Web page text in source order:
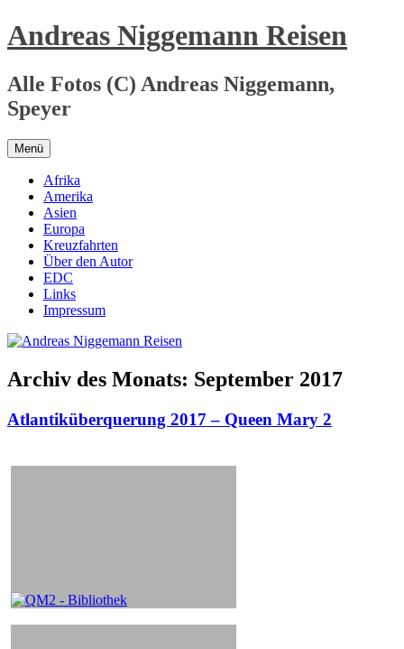
Zum
Inhalt
Andreas Niggemann Reisen
Alle Fotos (C) Andreas Niggemann,
Speyer
Menü
Afrika
Amerika
Asien
Europa
Kreuzfahrten
Über den Autor
EDC
Links
Impressum
Archiv des Monats: September 2017
Atlantiküberquerung 2017 – Queen Mary 2